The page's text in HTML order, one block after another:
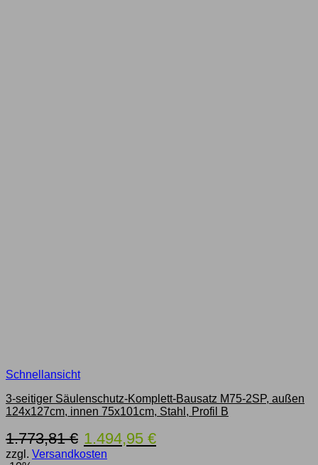
Schnellansicht
3-seitiger Säulenschutz-Komplett-Bausatz M75-2SP, außen
124x127cm, innen 75x101cm, Stahl, Profil B
1.773,81€ Ursprünglicher
Preis
war:
1.494,95 €Aktueller
Preis
zzgl. Versandkosten